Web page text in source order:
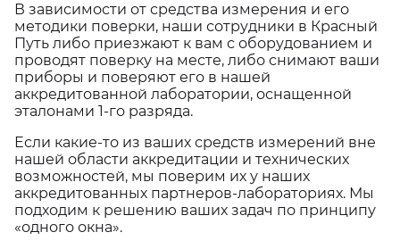
В зависимости от средства измерения и его
методики поверки, наши сотрудники в Красный
Путь либо приезжают к вам с оборудованием и
проводят поверку на месте, либо снимают ваши
приборы и поверяют его в нашей
аккредитованной лаборатории, оснащенной
эталонами 1-го разряда.
Если какие-то из ваших средств измерений вне
нашей области аккредитации и технических
возможностей, мы поверим их у наших
аккредитованных партнеров-лабораториях. Мы
подходим к решению ваших задач по принципу
«одного окна».